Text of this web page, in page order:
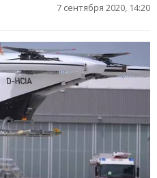
7 сентября 2020, 14:20